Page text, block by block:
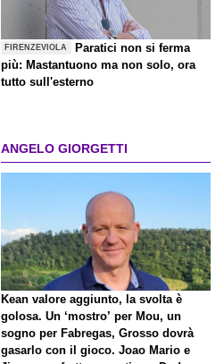
FIRENZEVIOLA
Paratici non si ferma
più: Mastantuono ma non solo, ora
tutto sull'esterno
ANGELO GIORGETTI
Kean valore aggiunto, la svolta è
golosa. Un ‘mostro’ per Mou, un
sogno per Fabregas, Grosso dovrà
gasarlo con il gioco. Joao Mario e